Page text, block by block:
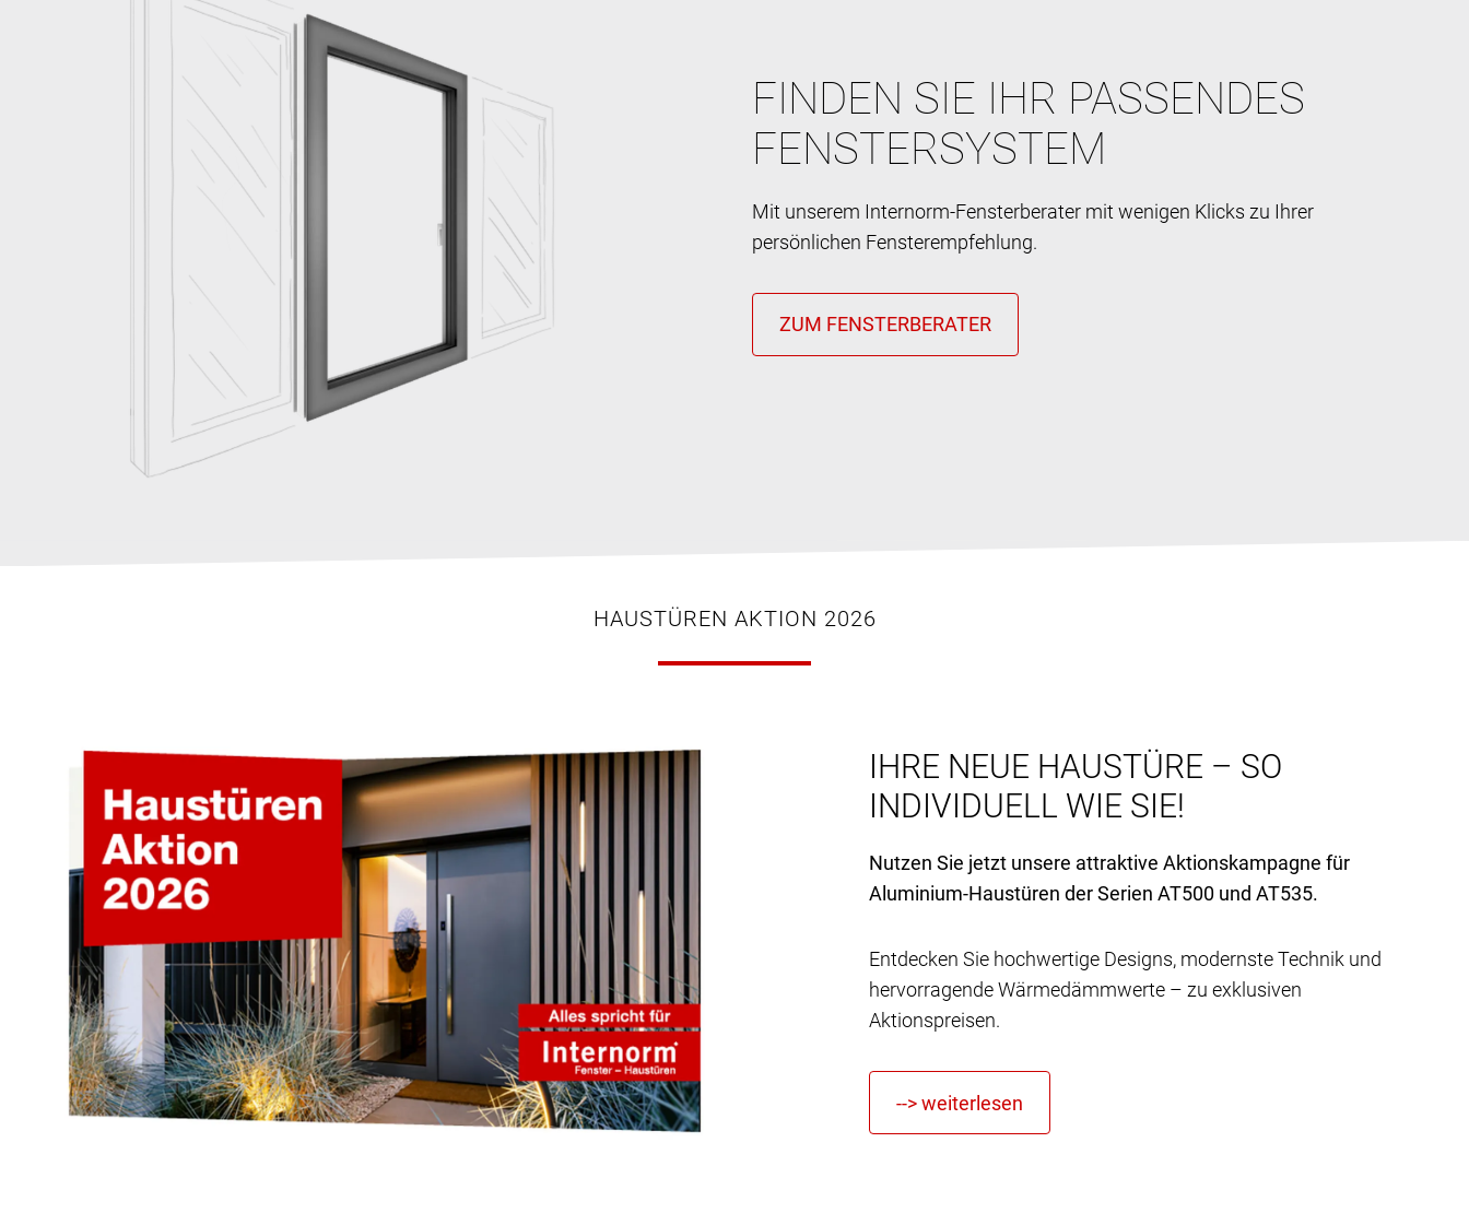
FINDEN SIE IHR PASSENDES
FENSTERSYSTEM
Mit unserem Internorm-Fensterberater mit wenigen Klicks zu Ihrer
persönlichen Fensterempfehlung.
HAUSTÜREN AKTION 2026
IHRE NEUE HAUSTÜRE – SO
INDIVIDUELL WIE SIE!
Nutzen Sie jetzt unsere attraktive Aktionskampagne für
Aluminium-Haustüren der Serien AT500 und AT535.
Entdecken Sie hochwertige Designs, modernste Technik und
hervorragende Wärmedämmwerte – zu exklusiven
Aktionspreisen.